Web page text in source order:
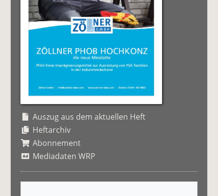
Auszug aus dem aktuellen Heft
Heftarchiv
Abonnement
Mediadaten WRP